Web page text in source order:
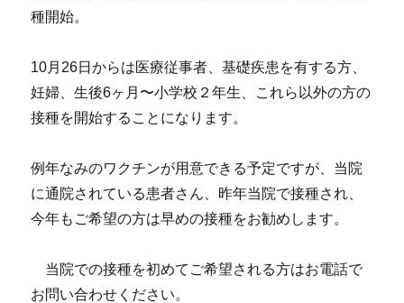
種開始。
10月26日からは医療従事者、基礎疾患を有する方、
妊婦、生後6ヶ月〜小学校２年生、これら以外の方の
接種を開始することになります。
例年なみのワクチンが用意できる予定ですが、当院
に通院されている患者さん、昨年当院で接種され、
今年もご希望の方は早めの接種をお勧めします。
当院での接種を初めてご希望される方はお電話で
お問い合わせください。